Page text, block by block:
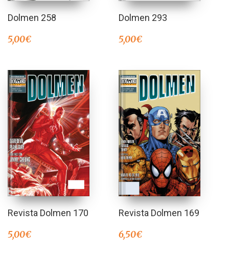
Dolmen 258
5,00€
Dolmen 293
5,00€
Revista Dolmen 170
5,00€
Revista Dolmen 169
6,50€